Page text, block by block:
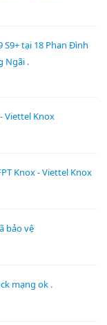
S9+ tại 18 Phan Đình
Ngãi .
Viettel Knox
Knox - Viettel Knox
bảo vệ
mạng ok .